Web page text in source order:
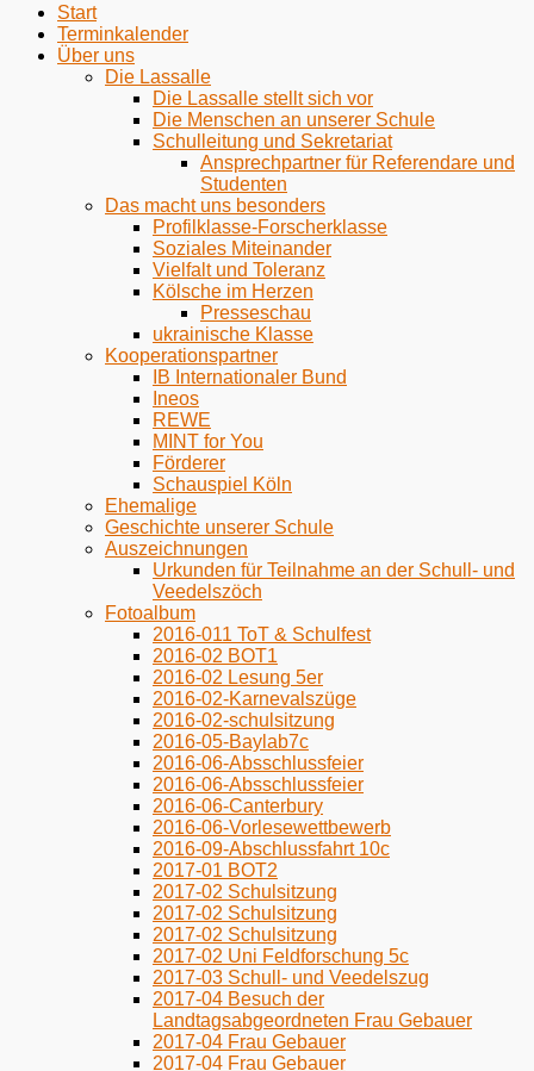
Start
Terminkalender
Über uns
Die Lassalle
Die Lassalle stellt sich vor
Die Menschen an unserer Schule
Schulleitung und Sekretariat
Ansprechpartner für Referendare und
Studenten
Das macht uns besonders
Profilklasse-Forscherklasse
Soziales Miteinander
Vielfalt und Toleranz
Kölsche im Herzen
Presseschau
ukrainische Klasse
Kooperationspartner
IB Internationaler Bund
Ineos
REWE
MINT for You
Förderer
Schauspiel Köln
Ehemalige
Geschichte unserer Schule
Auszeichnungen
Urkunden für Teilnahme an der Schull- und
Veedelszöch
Fotoalbum
2016-011 ToT & Schulfest
2016-02 BOT1
2016-02 Lesung 5er
2016-02-Karnevalszüge
2016-02-schulsitzung
2016-05-Baylab7c
2016-06-Absschlussfeier
2016-06-Absschlussfeier
2016-06-Canterbury
2016-06-Vorlesewettbewerb
2016-09-Abschlussfahrt 10c
2017-01 BOT2
2017-02 Schulsitzung
2017-02 Schulsitzung
2017-02 Schulsitzung
2017-02 Uni Feldforschung 5c
2017-03 Schull- und Veedelszug
2017-04 Besuch der
Landtagsabgeordneten Frau Gebauer
2017-04 Frau Gebauer
2017-04 Frau Gebauer